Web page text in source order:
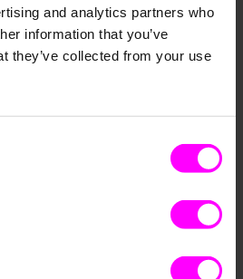
and analytics partners who
information that you’ve
they’ve collected from your use
um mehr als 30 %